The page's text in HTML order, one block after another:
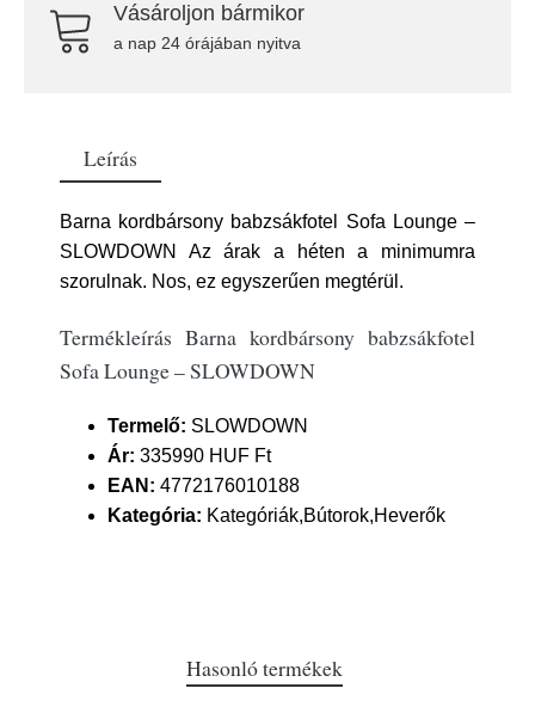
Vásároljon bármikor
a nap 24 órájában nyitva
Leírás
Barna kordbársony babzsákfotel Sofa Lounge –
SLOWDOWN Az árak a héten a minimumra
szorulnak. Nos, ez egyszerűen megtérül.
Termékleírás Barna kordbársony babzsákfotel
Sofa Lounge – SLOWDOWN
Termelő: SLOWDOWN
Ár: 335990 HUF Ft
EAN: 4772176010188
Kategória: Kategóriák,Bútorok,Heverők
Hasonló termékek